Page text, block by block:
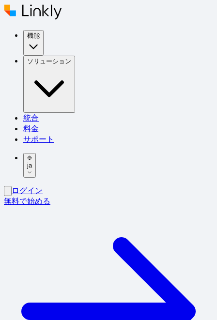
機能
ソリューション
統合
料金
サポート
ja
ログイン
無料で始める